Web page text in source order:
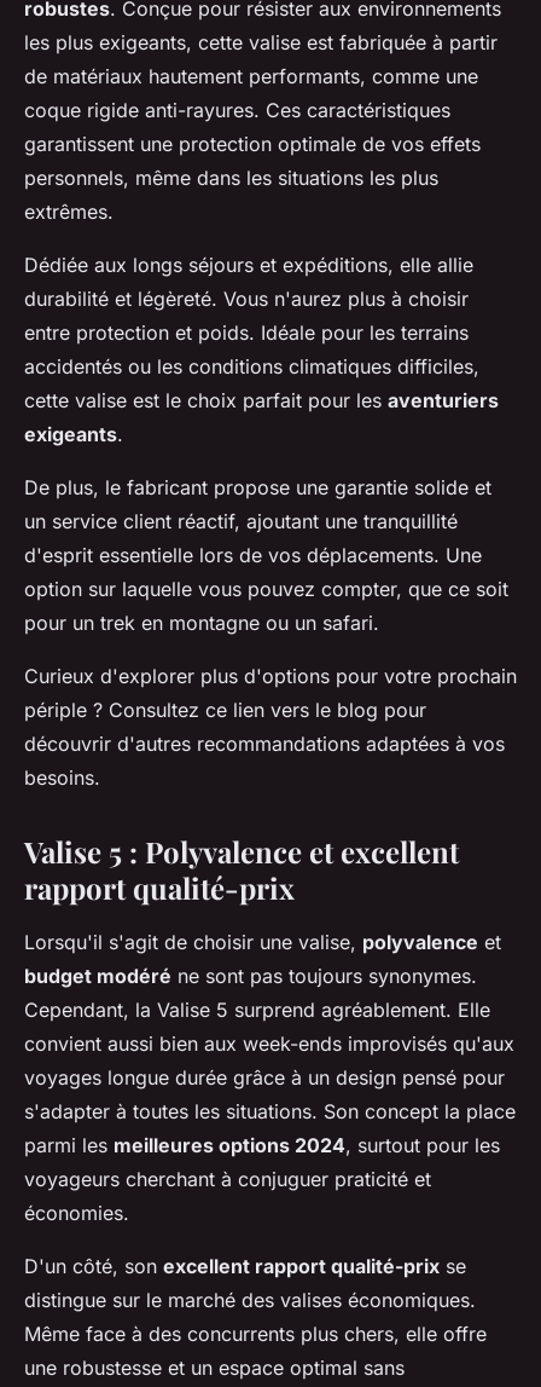
robustes. Conçue pour résister aux environnements
les plus exigeants, cette valise est fabriquée à partir
de matériaux hautement performants, comme une
coque rigide anti-rayures. Ces caractéristiques
garantissent une protection optimale de vos effets
personnels, même dans les situations les plus
extrêmes.
Dédiée aux longs séjours et expéditions, elle allie
durabilité et légèreté. Vous n'aurez plus à choisir
entre protection et poids. Idéale pour les terrains
accidentés ou les conditions climatiques difficiles,
cette valise est le choix parfait pour les aventuriers
exigeants.
De plus, le fabricant propose une garantie solide et
un service client réactif, ajoutant une tranquillité
d'esprit essentielle lors de vos déplacements. Une
option sur laquelle vous pouvez compter, que ce soit
pour un trek en montagne ou un safari.
Curieux d'explorer plus d'options pour votre prochain
périple ? Consultez ce lien vers le blog pour
découvrir d'autres recommandations adaptées à vos
besoins.
Valise 5 : Polyvalence et excellent
rapport qualité-prix
Lorsqu'il s'agit de choisir une valise, polyvalence et
budget modéré ne sont pas toujours synonymes.
Cependant, la Valise 5 surprend agréablement. Elle
convient aussi bien aux week-ends improvisés qu'aux
voyages longue durée grâce à un design pensé pour
s'adapter à toutes les situations. Son concept la place
parmi les meilleures options 2024, surtout pour les
voyageurs cherchant à conjuguer praticité et
économies.
D'un côté, son excellent rapport qualité-prix se
distingue sur le marché des valises économiques.
Même face à des concurrents plus chers, elle offre
une robustesse et un espace optimal sans